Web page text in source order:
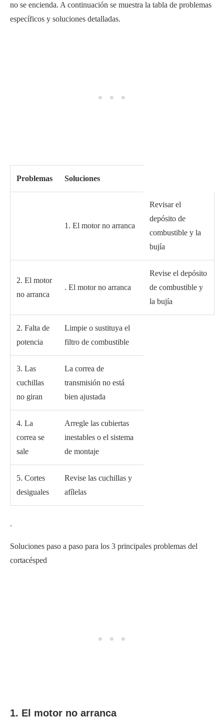
no se encienda. A continuación se muestra la tabla de problemas
específicos y soluciones detalladas.
Problemas Soluciones
1. El motor no arranca
Revisar el
depósito de
combustible y la
bujía
2. El motor
no arranca
. El motor no arranca
Revise el depósito
de combustible y
la bujía
2. Falta de
potencia
Limpie o sustituya el
filtro de combustible
3. Las
cuchillas
no giran
La correa de
transmisión no está
bien ajustada
4. La
correa se
sale
Arregle las cubiertas
inestables o el sistema
de montaje
5. Cortes
desiguales
Revise las cuchillas y
afílelas
.
Soluciones paso a paso para los 3 principales problemas del
cortacésped
1. El motor no arranca